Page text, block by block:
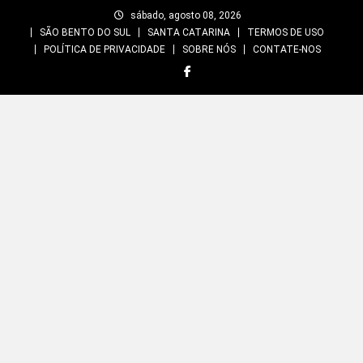
sábado, agosto 08, 2026
SÃO BENTO DO SUL
SANTA CATARINA
TERMOS DE USO
POLÍTICA DE PRIVACIDADE
SOBRE NÓS CONTATE-NOS